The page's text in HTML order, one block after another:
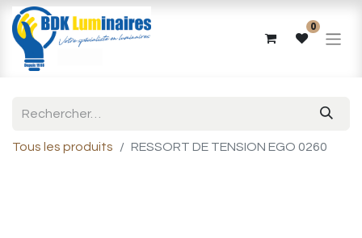
0
Tous les produits RESSORT DE TENSION EGO 0260